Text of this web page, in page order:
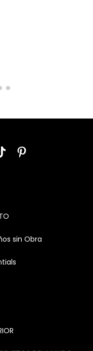
sin Obra